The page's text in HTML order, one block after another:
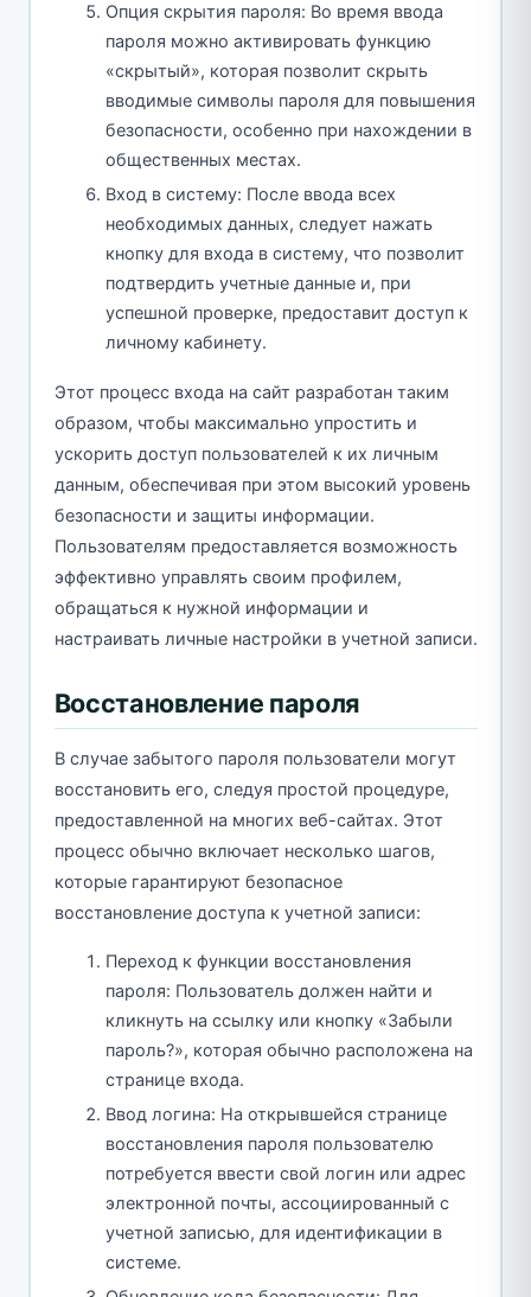
Опция скрытия пароля: Во время ввода
пароля можно активировать функцию
«скрытый», которая позволит скрыть
вводимые символы пароля для повышения
безопасности, особенно при нахождении в
общественных местах.
Вход в систему: После ввода всех
необходимых данных, следует нажать
кнопку для входа в систему, что позволит
подтвердить учетные данные и, при
успешной проверке, предоставит доступ к
личному кабинету.
Этот процесс входа на сайт разработан таким
образом, чтобы максимально упростить и
ускорить доступ пользователей к их личным
данным, обеспечивая при этом высокий уровень
безопасности и защиты информации.
Пользователям предоставляется возможность
эффективно управлять своим профилем,
обращаться к нужной информации и
настраивать личные настройки в учетной записи.
Восстановление пароля
В случае забытого пароля пользователи могут
восстановить его, следуя простой процедуре,
предоставленной на многих веб-сайтах. Этот
процесс обычно включает несколько шагов,
которые гарантируют безопасное
восстановление доступа к учетной записи:
Переход к функции восстановления
пароля: Пользователь должен найти и
кликнуть на ссылку или кнопку «Забыли
пароль?», которая обычно расположена на
странице входа.
Ввод логина: На открывшейся странице
восстановления пароля пользователю
потребуется ввести свой логин или адрес
электронной почты, ассоциированный с
учетной записью, для идентификации в
системе.